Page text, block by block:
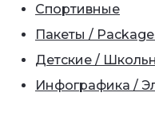
Спортивные
Пакеты /
Детские /
Инфографика /